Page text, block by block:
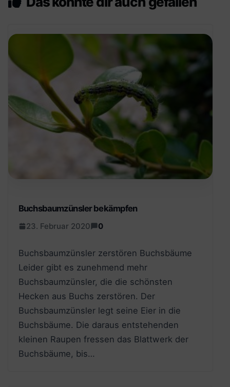
Buchsbaumzünsler bekämpfen
23. Februar 2020 0
Buchsbaumzünsler zerstören Buchsbäume
Leider gibt es zunehmend mehr
Buchsbaumzünsler, die die schönsten
Hecken aus Buchs zerstören. Der
Buchsbaumzünsler legt seine Eier in die
Buchsbäume. Die daraus entstehenden
kleinen Raupen fressen das Blattwerk der
Buchsbäume, bis…